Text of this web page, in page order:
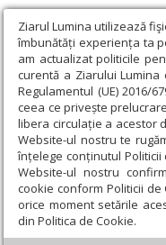
Ziarul Lumina utilizează
îmbunătăți experiența ta
am actualizat politicile
curentă a Ziarului
Regulamentul (UE) 2016/
ceea ce privește
libera circulație a acestor
Website-ul nostru te
înțelege conținutul
Website-ul nostru
cookie conform Politicii
orice moment setările
din Politica de Cookie.
Ziarul Lumina ›
arhierească în filia Dolu
Binecuvântare
din parohia